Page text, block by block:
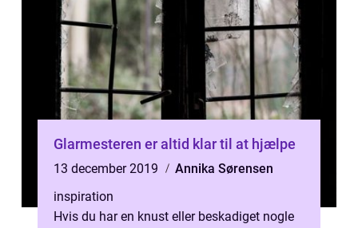
Glarmesteren er altid klar til at hjælpe
13 december 2019
Annika Sørensen
inspiration
Hvis du har en knust eller beskadiget nogle